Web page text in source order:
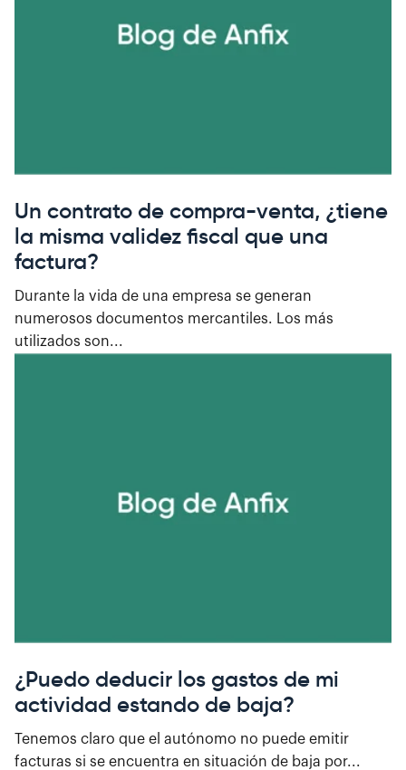
Un contrato de compra-venta, ¿tiene
la misma validez fiscal que una
factura?
Durante la vida de una empresa se generan
numerosos documentos mercantiles. Los más
utilizados son...
¿Puedo deducir los gastos de mi
actividad estando de baja?
Tenemos claro que el autónomo no puede emitir
facturas si se encuentra en situación de baja por...